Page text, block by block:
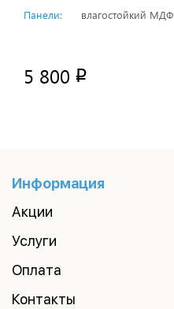
Панели:
влагостойкий МДФ
5 800 p
Информация
Акции
Услуги
Оплата
Контакты